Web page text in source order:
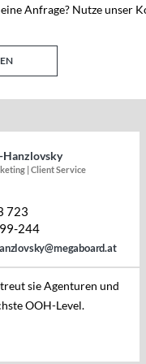
Anfrage? Nutze unser
Hanzlovsky
| Client Service
723
244
sie Agenturen und
OOH-Level.